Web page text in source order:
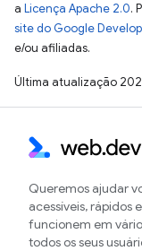
a Licença Apache 2.0.
site do Google
e/ou afiliadas.
Última atualização
Queremos ajudar
acessíveis, rápidos
funcionem em
todos os seus